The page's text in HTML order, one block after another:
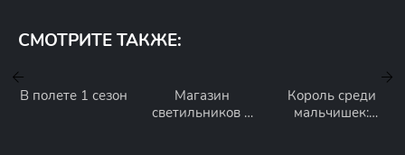
СМОТРИТЕ ТАКЖЕ:
В полете 1 сезон
Магазин
светильников 1
Король среди
мальчишек: